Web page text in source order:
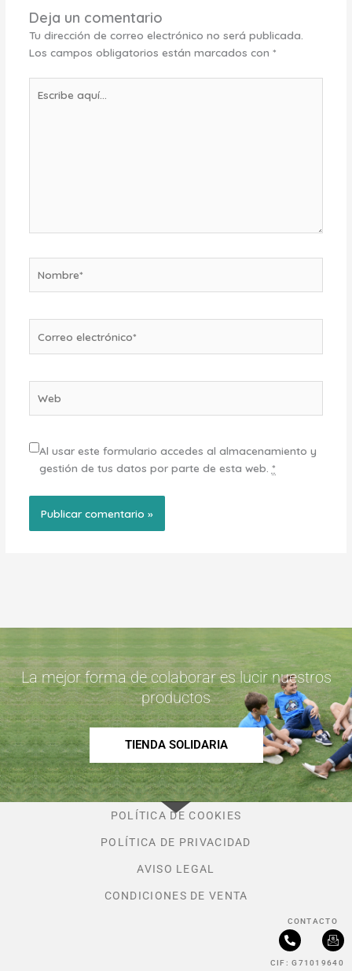
Deja un comentario
Tu dirección de correo electrónico no será publicada.
Los campos obligatorios están marcados con *
aquí...
electrónico*
Al usar este formulario accedes al almacenamiento y
gestión de tus datos por parte de esta web. *
La mejor forma de colaborar es lucir nuestros
productos
TIENDA SOLIDARIA
POLÍTICA DE COOKIES
POLÍTICA DE PRIVACIDAD
AVISO LEGAL
CONDICIONES DE VENTA
CONTACTO
P
h
o
I
c
o
CIF: G71019640